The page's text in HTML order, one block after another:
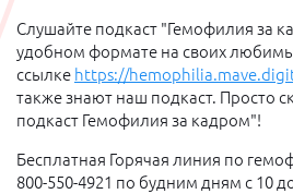
Слушайте подкаст "Гемофилия за
удобном формате на своих
ссылке https://
также знают наш подкаст. Просто
подкаст Гемофилия за кадром"!
Бесплатная Горячая линия по
800-550-4921 по будним дням с 10